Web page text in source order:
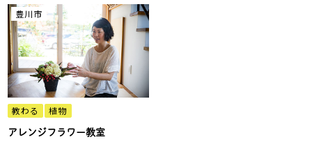
豊川市
教わる 植物
アレンジフラワー教室